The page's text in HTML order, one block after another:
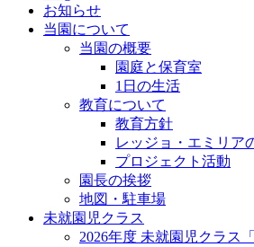
お知らせ
当園について
当園の概要
園庭と保育室
1日の生活
教育について
教育方針
レッジョ・エミリア
プロジェクト活動
園長の挨拶
地図・駐車場
未就園児クラス
2026年度 未就園児クラス